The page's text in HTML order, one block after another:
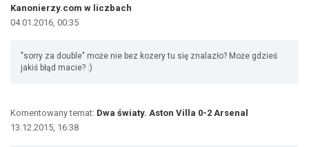
Kanonierzy.com w liczbach
04.01.2016, 00:35
"sorry za double" może nie bez kozery tu się znalazło? Może gdzieś
jakiś błąd macie? :)
Komentowany temat: Dwa światy. Aston Villa 0-2 Arsenal
13.12.2015, 16:38